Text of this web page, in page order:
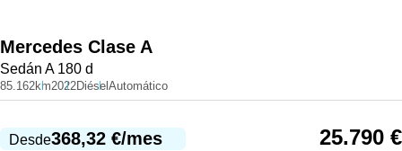
Mercedes Clase A
Sedán A 180 d
85.162km2022Diésel Automático
Desde368,32 €/mes 25.790 €